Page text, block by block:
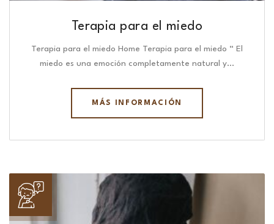
Terapia para el miedo
Terapia para el miedo Home Terapia para el miedo “ El
miedo es una emoción completamente natural y…
MÁS INFORMACIÓN